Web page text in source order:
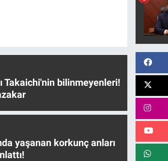
Takaichi'nin bilinmeyenleri!
yaşanan korkunç anları